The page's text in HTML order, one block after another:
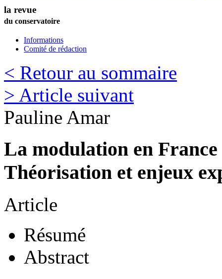
la revue
du conservatoire
Informations
Comité de rédaction
< Retour au sommaire
> Article suivant
Pauline Amar
La modulation en
Théorisation et enjeux
Article
Résumé
Abstract